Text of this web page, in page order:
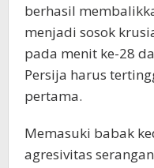
berhasil
menjadi sosok
pada menit ke-28
Persija harus
pertama.
Memasuki babak
agresivitas